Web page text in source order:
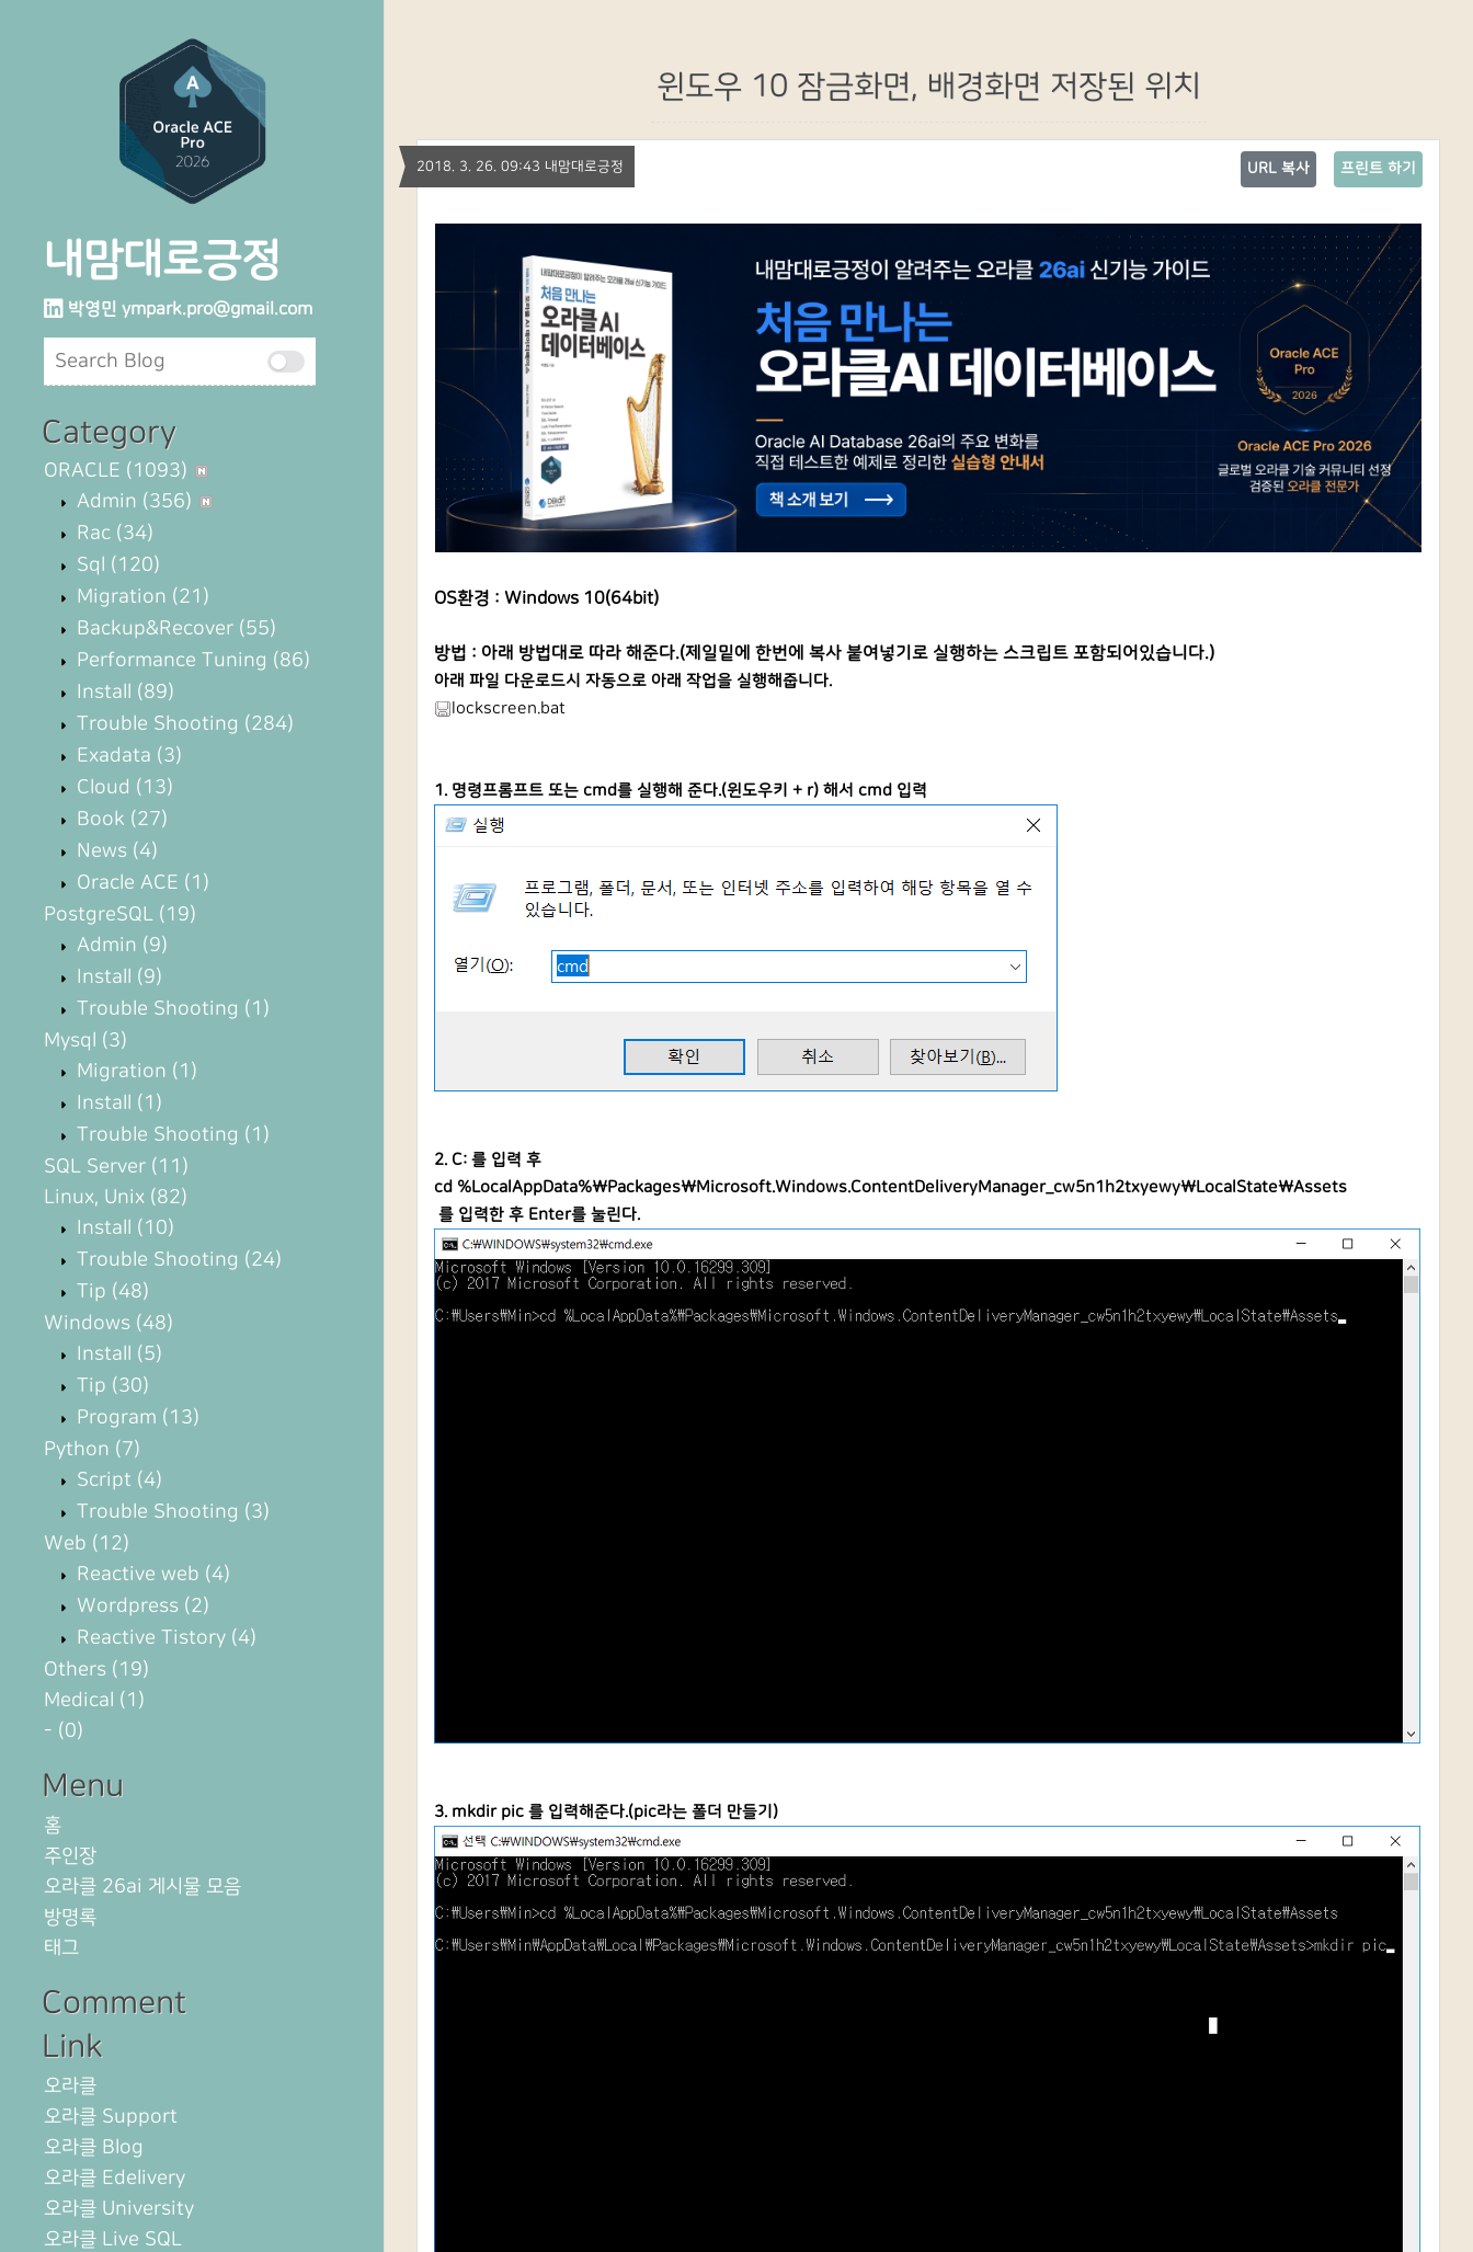
내맘대로긍정
박영민 ympark.pro@gmail.com
Category
ORACLE (1093)
Admin (356)
Rac (34)
Sql (120)
Migration (21)
Backup&Recover (55)
Performance Tuning (86)
Install (89)
Trouble Shooting (284)
Exadata (3)
Cloud (13)
Book (27)
News (4)
Oracle ACE (1)
PostgreSQL (19)
Admin (9)
Install (9)
Trouble Shooting (1)
Mysql (3)
Migration (1)
Install (1)
Trouble Shooting (1)
SQL Server (11)
Linux, Unix (82)
Install (10)
Trouble Shooting (24)
Tip (48)
Windows (48)
Install (5)
Tip (30)
Program (13)
Python (7)
Script (4)
Trouble Shooting (3)
Web (12)
Reactive web (4)
Wordpress (2)
Reactive Tistory (4)
Others (19)
Medical (1)
- (0)
Menu
홈
주인장
오라클 26ai 게시물 모음
방명록
태그
Comment
Link
오라클
오라클 Support
오라클 Blog
오라클 Edelivery
오라클 University
오라클 Live SQL
윈도우 10 잠금화면, 배경화면 저장된 위치
2018. 3. 26. 09:43 내맘대로긍정 프린트 하기
URL 복사
OS환경 : Windows 10(64bit)
방법 : 아래 방법대로 따라 해준다.(제일밑에 한번에 복사 붙여넣기로 실행하는 스크립트 포함되어있습니다.)
아래 파일 다운로드시 자동으로 아래 작업을 실행해줍니다.
lockscreen.bat
1. 명령프롬프트 또는 cmd를 실행해 준다.(윈도우키 + r) 해서 cmd 입력
2. C: 를 입력 후
cd %LocalAppData%\Packages\Microsoft.Windows.ContentDeliveryManager_cw5n1h2txyewy\LocalState\Assets
를 입력한 후 Enter를 눌린다.
3. mkdir pic 를 입력해준다.(pic라는 폴더 만들기)